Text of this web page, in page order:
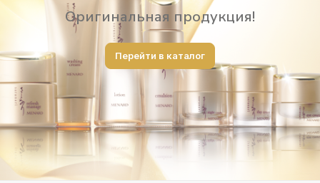
Оригинальная продукция!
Перейти в каталог